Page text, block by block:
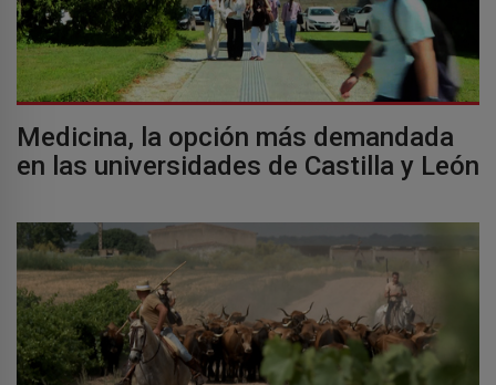
Medicina, la opción más demandada
en las universidades de Castilla y León